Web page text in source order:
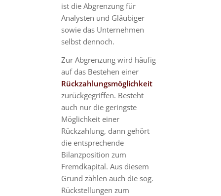
ist die Abgrenzung für
Analysten und Gläubiger
sowie das Unternehmen
selbst dennoch.
Zur Abgrenzung wird häufig
auf das Bestehen einer
Rückzahlungsmöglichkeit
zurückgegriffen. Besteht
auch nur die geringste
Möglichkeit einer
Rückzahlung, dann gehört
die entsprechende
Bilanzposition zum
Fremdkapital. Aus diesem
Grund zählen auch die sog.
Rückstellungen zum